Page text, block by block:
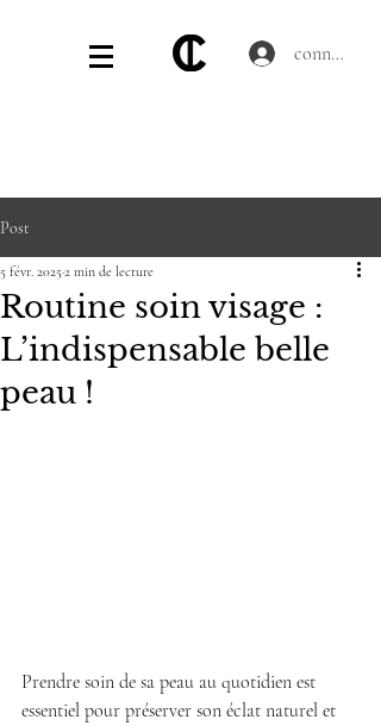
connecter
Post
Routine soin visage :
L’indispensable belle
peau !
5 févr. 20252 min de lecture
Prendre soin de sa peau au quotidien est
essentiel pour préserver son éclat naturel et